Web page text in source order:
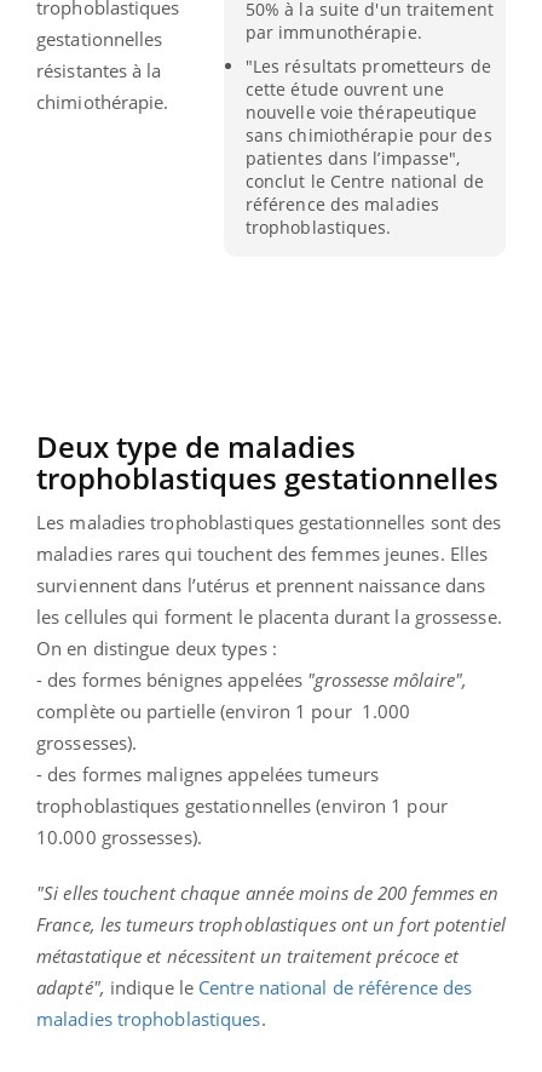
50% à la suite d'un traitement
par immunothérapie.
"Les résultats prometteurs de
cette étude ouvrent une
nouvelle voie thérapeutique
sans chimiothérapie pour des
patientes dans l’impasse",
conclut le Centre national de
référence des maladies
trophoblastiques.
trophoblastiques
gestationnelles
résistantes à la
chimiothérapie.
Deux type de maladies
trophoblastiques gestationnelles
Les maladies trophoblastiques gestationnelles sont des
maladies rares qui touchent des femmes jeunes. Elles
surviennent dans l’utérus et prennent naissance dans
les cellules qui forment le placenta durant la grossesse.
On en distingue deux types :
- des formes bénignes appelées "grossesse môlaire",
complète ou partielle (environ 1 pour 1.000
grossesses).
- des formes malignes appelées tumeurs
trophoblastiques gestationnelles (environ 1 pour
10.000 grossesses).
"Si elles touchent chaque année moins de 200 femmes en
France, les tumeurs trophoblastiques ont un fort potentiel
métastatique et nécessitent un traitement précoce et
adapté", indique le Centre national de référence des
maladies trophoblastiques.